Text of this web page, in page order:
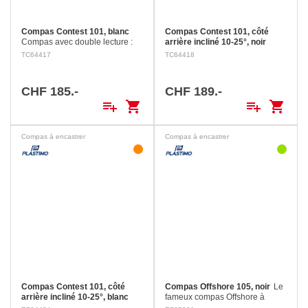
Compas Contest 101, blanc
Compas avec double lecture :
inventée par Plastimo et
TC64417
CHF 185.-
playlist_add shopping_cart
Compas Contest 101, côté
arrière incliné 10-25°, noir
Compas-référence de la gamme
exclusif lui permet de…
TC64418
CHF 189.-
playlist_add shopping_cart
Compas à encastrer
Compas Contest 101, côté
arrière incliné 10-25°, blanc
Compas à encastrer
Compas Offshore 105, noir Le
fameux compas Offshore à